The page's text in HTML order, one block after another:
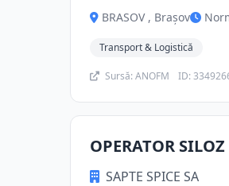
BRASOV , Brașov
Transport & Logistică
Sursă: ANOFM ID:
OPERATOR
SAPTE SPICE SA